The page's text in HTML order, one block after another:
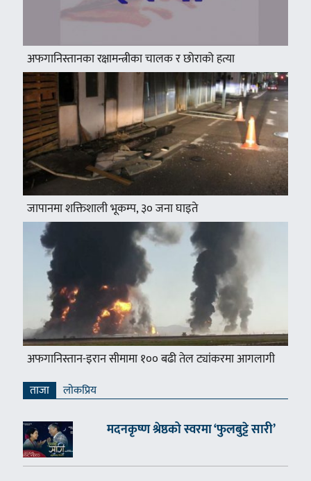
अफगानिस्तानका रक्षामन्त्रीका चालक र छोराको हत्या
जापानमा शक्तिशाली भूकम्प, ३० जना घाइते
अफगानिस्तान-इरान सीमामा १०० बढी तेल ट्यांकरमा आगलागी
ताजा लाेकप्रिय
मदनकृष्ण श्रेष्ठको स्वरमा ‘फुलबुट्टे सारी’